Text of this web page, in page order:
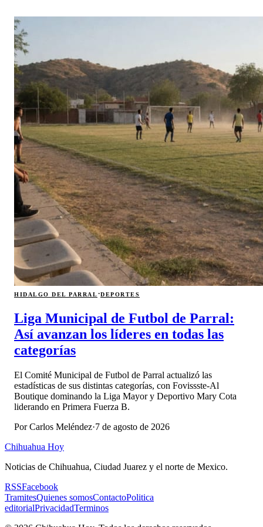
HIDALGO DEL PARRAL·DEPORTES
Liga Municipal de Futbol de Parral:
Así avanzan los líderes en todas las
categorías
El Comité Municipal de Futbol de Parral actualizó las
estadísticas de sus distintas categorías, con Fovissste-Al
Boutique dominando la Liga Mayor y Deportivo Mary Cota
liderando en Primera Fuerza B.
PorCarlos Meléndez·7 de agosto de 2026
Chihuahua Hoy
Noticias de Chihuahua, Ciudad Juarez y el norte de Mexico.
RSSFacebook
TramitesQuienes somosContactoPolitica
editorialPrivacidadTerminos